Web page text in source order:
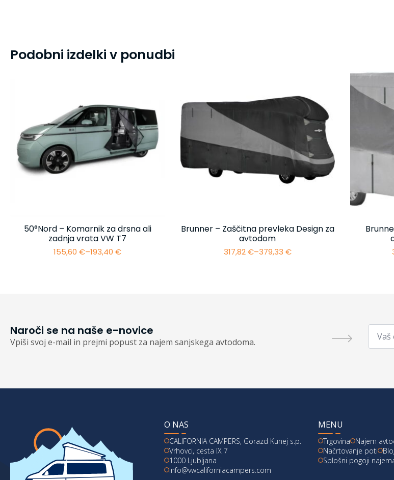
Podobni izdelki v ponudbi
50°Nord – Komarnik za drsna ali
zadnja vrata VW T7
155,60€–193,40€
Cenovni
Brunner – Zaščitna prevleka Design za
avtodom
317,82€–379,33 €
Cenovni
Naroči se na naše e-novice
Vpiši svoj e-mail in prejmi popust za najem sanjskega avtodoma.
Email
O NAS
CALIFORNIA CAMPERS, Gorazd Kunej s.p.
Vrhovci, cesta IX 7
1000 Ljubljana
info@vwcaliforniacampers.com
MENU
Trgovina Najem
Načrtovanje poti
Splošni pogoji